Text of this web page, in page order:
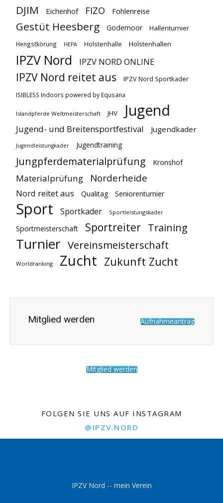
DJIM Eichenhof FIZO Fohlenreise
Gestüt Heesberg Godemoor Hallenturnier
Hengstkörung HEPA Holstenhalle Holstenhallen
IPZV Nord IPZV NORD ONLINE
IPZV Nord reitet aus IPZV Nord Sportkader
ISIBLESS Indoors powered by Equsana
Islandpferde Weltmeisterschaft JHV Jugend
Jugend- und Breitensportfestival Jugendkader
Jugendleistungkader Jugendtraining
Jungpferdematerialprüfung Kronshof
Materialprüfung Norderheide
Nord reitet aus Qualitag Seniorenturnier
Sport Sportkader Sportleistungskader
Sportmeisterschaft Sportreiter Training
Turnier Vereinsmeisterschaft
Worldranking Zucht Zukunft Zucht
Mitglied werden Aufnahmeantrag
Mitglied werden
FOLGEN SIE UNS AUF INSTAGRAM
@IPZV.NORD
IPZV Nord -- mein Verein